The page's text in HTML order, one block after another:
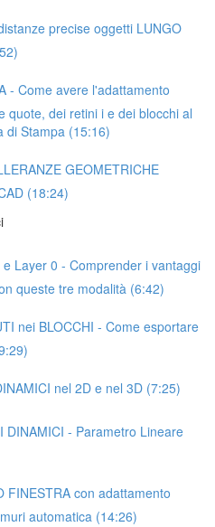
precise oggetti LUNGO
- Come avere l'adattamento
quote, dei retini i e dei blocchi al
di Stampa (15:16)
GEOMETRICHE
(18:24)
Layer 0 - Comprender i vantaggi
queste tre modalità (6:42)
nei BLOCCHI - Come esportare
nel 2D e nel 3D (7:25)
DINAMICI - Parametro Lineare
FINESTRA con adattamento
automatica (14:26)